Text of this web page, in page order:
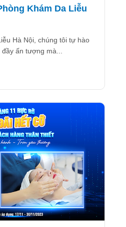
Khám Da Liễu
Hà Nội, chúng tôi tự hào
ấn tượng mà...